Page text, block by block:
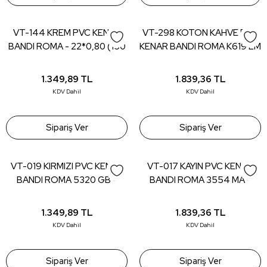
VT-144 KREM PVC KENAR
BANDI ROMA - 22*0,80 (150
1.349,89 TL
KDV Dahil
Sipariş Ver
VT-298 KOTON KAHVE PVC
KENAR BANDI ROMA K619 LM
1.839,36 TL
KDV Dahil
Sipariş Ver
VT-019 KIRMIZI PVC KENAR
BANDI ROMA 5320 GB -
1.349,89 TL
KDV Dahil
Sipariş Ver
VT-017 KAYIN PVC KENAR
BANDI ROMA 3554 MA -
1.839,36 TL
KDV Dahil
Sipariş Ver